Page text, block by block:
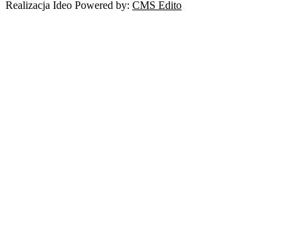
Realizacja Ideo Powered by: CMS Edito